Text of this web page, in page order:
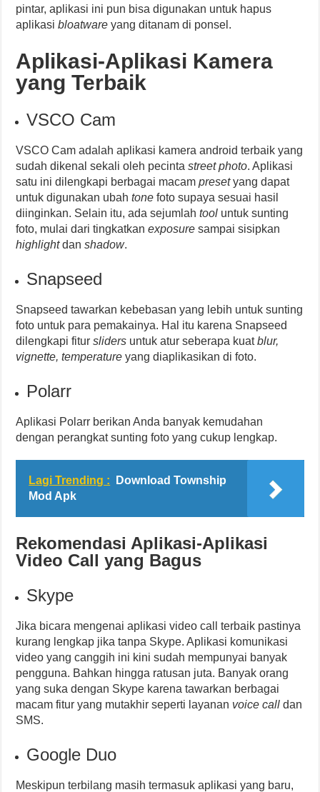
pintar, aplikasi ini pun bisa digunakan untuk hapus
aplikasibloatwareyang ditanam di ponsel.
Aplikasi-Aplikasi Kamera
yang Terbaik
VSCO Cam
VSCO Cam adalah aplikasi kamera android terbaik yang
sudah dikenal sekali oleh pecintastreet photo. Aplikasi
satu ini dilengkapi berbagai macampresetyang dapat
untuk digunakan ubahtonefoto supaya sesuai hasil
diinginkan. Selain itu, ada sejumlahtool untuk sunting
foto, mulai dari tingkatkanexposure sampai sisipkan
highlightdanshadow.
Snapseed
Snapseed tawarkan kebebasan yang lebih untuk sunting
foto untuk para pemakainya. Hal itu karena Snapseed
dilengkapi fitursliders untuk atur seberapa kuatblur,
vignette, temperatureyang diaplikasikan di foto.
Polarr
Aplikasi Polarr berikan Anda banyak kemudahan
dengan perangkat sunting foto yang cukup lengkap.
Lagi Trending :
Download Township
Mod Apk
Rekomendasi Aplikasi-Aplikasi
Video Call yang Bagus
Skype
Jika bicara mengenai aplikasi video call terbaik pastinya
kurang lengkap jika tanpa Skype. Aplikasi komunikasi
video yang canggih ini kini sudah mempunyai banyak
pengguna. Bahkan hingga ratusan juta. Banyak orang
yang suka dengan Skype karena tawarkan berbagai
macam fitur yang mutakhir seperti layanan voice calldan
SMS.
Google Duo
Meskipun terbilang masih termasuk aplikasi yang baru,